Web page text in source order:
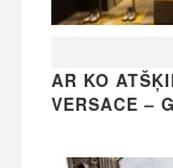
AR KO
VERSACE –